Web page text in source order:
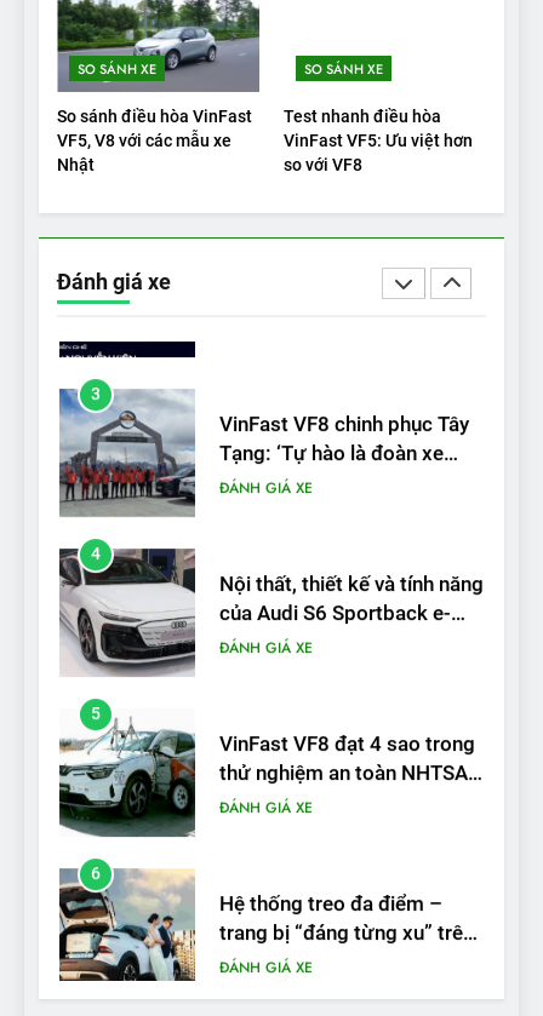
SO SÁNH XE
So sánh điều hòa VinFast
VF5, V8 với các mẫu xe
Nhật
SO SÁNH XE
Test nhanh điều hòa
VinFast VF5: Ưu việt hơn
so với VF8
Đánh giá xe
1
Xe tốt nhất để mua năm
2025: Green Car Reports
nêu tên 5 người vào chung
kết – Mỹ
ĐÁNH GIÁ XE
‘Wuling Bingo ồn, không có
trạm sạc, nhưng vẫn bán
được nếu biết cách’
3
Tạng: ‘Tự hào là đoàn xe
điện Việt Nam đầu tiên lăn
bánh tại Trung Quốc’
ĐÁNH GIÁ XE
4
của Audi S6 Sportback e-
tron
ĐÁNH GIÁ XE
5
thử nghiệm an toàn NHTSA
tại Mỹ
ĐÁNH GIÁ XE
6
trang bị “đáng từng xu” trên
VinFast VF 6
ĐÁNH GIÁ XE
7